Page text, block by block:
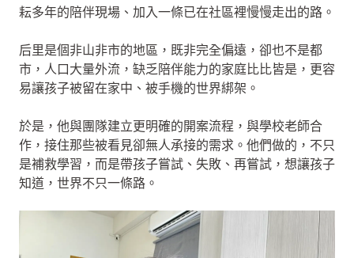
耘多年的陪伴現場、加入一條已在社區裡慢慢走出的路。
后里是個非山非市的地區，既非完全偏遠，卻也不是都
市，人口大量外流，缺乏陪伴能力的家庭比比皆是，更容
易讓孩子被留在家中、被手機的世界綁架。
於是，他與團隊建立更明確的開案流程，與學校老師合
作，接住那些被看見卻無人承接的需求。他們做的，不只
是補救學習，而是帶孩子嘗試、失敗、再嘗試，想讓孩子
知道，世界不只一條路。